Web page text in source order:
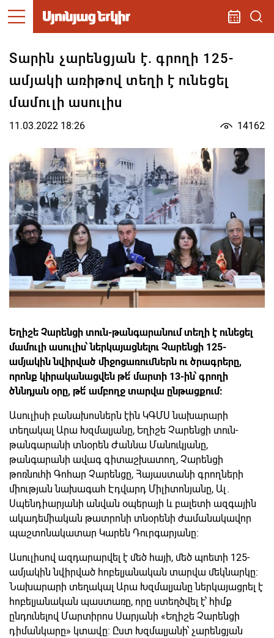
Տարին չարենցյան է. գրողի 125-
ամյակի առիթով տեղի է ունեցել
մամուլի ասուլիս
11.03.2022 18:26 14162
Եղիշե Չարենցի տուն-թանգարանում տեղի է ունեցել
մամուլի ասուլիս՝ ներկայացնելու Չարենցի 125-
ամյակին նվիրված միջոցառումներն ու ծրագրերը,
որոնք կիրականացվեն թե՛ մարտի 13-ին՝ գրողի
ծննդյան օրը, թե՛ ամբողջ տարվա ընթացքում:
Ասուլիսի բանախոսներն էին ԿԳՄՍ նախարարի
տեղակալ Արա Խզմալյանը, Եղիշե Չարենցի տուն-
թանգարանի տնօրեն Ժաննա Մանուկյանը,
թանգարանի ավագ գիտաշխատող, Չարենցի
թոռնուհի Գոհար Չարենցը, Հայաստանի գրողների
միության նախագահ Էդվարդ Միլիտոնյանը, Ալ.
Սպենդիարյանի անվան օպերայի և բալետի ազգային
ակադեմիական թատրոնի տնօրենի ժամանակավոր
պաշտոնակատար Կարեն Դուրգարյանը:
Ասուլիսով ազդարարվել է մեծ հայի, մեծ պոետի 125-
ամյակին նվիրված հոբելյանական տարվա մեկնարկը:
Նախարարի տեղակալ Արա Խզմալյանը ներկայացրել է
հոբելյանական պաստառը, որը ստեղծվել է՝ հիմք
ընդունելով Մարտիրոս Սարյանի «Եղիշե Չարենցի
դիմանկարը» կտավը: Ըստ Խզմալյանի՝ չարենցյան